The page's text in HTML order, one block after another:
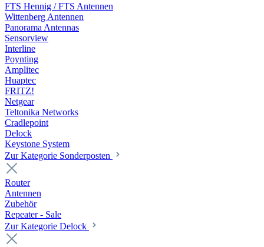
FTS Hennig / FTS Antennen
Wittenberg Antennen
Panorama Antennas
Sensorview
Interline
Poynting
Amplitec
Huaptec
FRITZ!
Netgear
Teltonika Networks
Cradlepoint
Delock
Keystone System
Zur Kategorie Sonderposten
Router
Antennen
Zubehör
Repeater - Sale
Zur Kategorie Delock